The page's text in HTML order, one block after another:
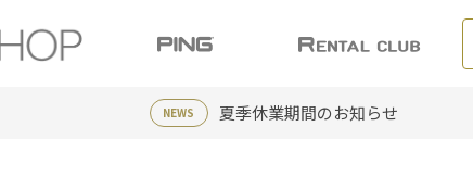
NEWS 夏季休業期間のお知らせ